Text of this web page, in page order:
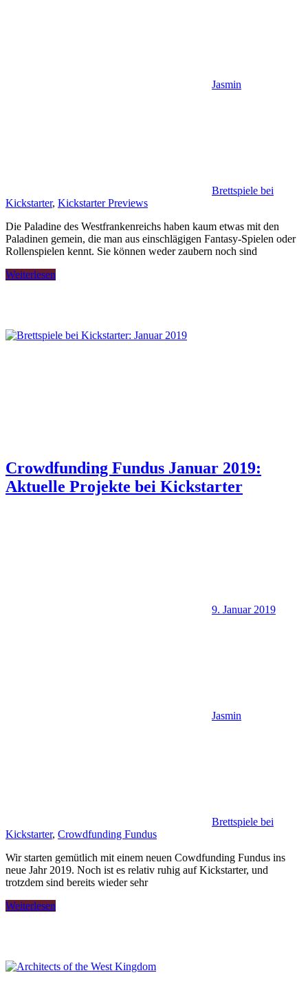
Jasmin
Brettspiele bei
Kickstarter, Kickstarter Previews
Die Paladine des Westfrankenreichs haben kaum etwas mit den
Paladinen gemein, die man aus einschlägigen Fantasy-Spielen oder
Rollenspielen kennt. Sie können weder zaubern noch sind
Weiterlesen
Crowdfunding Fundus Januar 2019:
Aktuelle Projekte bei Kickstarter
9. Januar 2019
Jasmin
Brettspiele bei
Kickstarter, Crowdfunding Fundus
Wir starten gemütlich mit einem neuen Cowdfunding Fundus ins
neue Jahr 2019. Noch ist es relativ ruhig auf Kickstarter, und
trotzdem sind bereits wieder sehr
Weiterlesen